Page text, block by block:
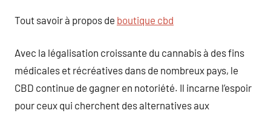
Tout savoir à propos de boutique cbd
Avec la légalisation croissante du cannabis à des fins
médicales et récréatives dans de nombreux pays, le
CBD continue de gagner en notoriété. Il incarne l’espoir
pour ceux qui cherchent des alternatives aux